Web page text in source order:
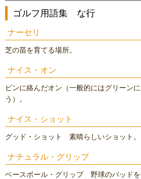
ゴルフ用語集 な行
ナーセリ
芝の苗を育てる場所。
ナイス・オン
ピンに絡んだオン（一般的にはグリーン
う）。
ナイス・ショット
グッド・ショット 素晴らしいショット。
ナチュラル・グリップ
ベースボール・グリップ 野球のバッド